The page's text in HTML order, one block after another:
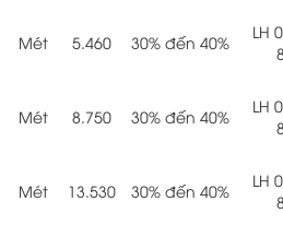
Mét 5.460 30% đến 40%
LH
Mét 8.750 30% đến 40%
LH
Mét 13.530 30% đến 40%
LH